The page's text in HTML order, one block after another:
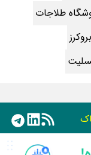
سن و فیلم ها
تصویری
طلاجات
سایر رسانه ها فقط